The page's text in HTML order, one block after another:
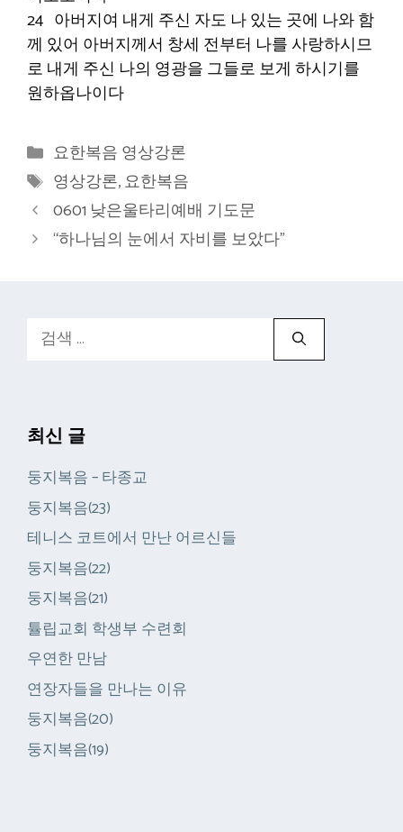
24 아버지여 내게 주신 자도 나 있는 곳에 나와 함
께 있어 아버지께서 창세 전부터 나를 사랑하시므
로 내게 주신 나의 영광을 그들로 보게 하시기를
원하옵나이다
카
테
고
리
요한복음 영상강론
태
그
영상강론,요한복음
0601 낮은울타리예배 기도문
“하나님의 눈에서 자비를 보았다”
색:
최신 글
둥지복음 – 타종교
둥지복음(23)
테니스 코트에서 만난 어르신들
둥지복음(22)
둥지복음(21)
튤립교회 학생부 수련회
우연한 만남
연장자들을 만나는 이유
둥지복음(20)
둥지복음(19)